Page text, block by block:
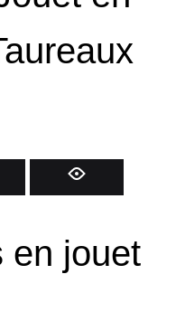
en jouet